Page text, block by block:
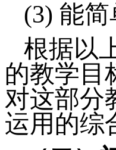
(3) 能
根据以
的教学目
对这部分
运用的综